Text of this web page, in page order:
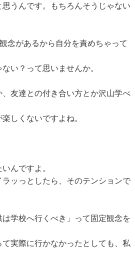
うんです。もちろんそうじゃない
念があるから自分を責めちゃって
い？って思いませんか。
友達との付き合い方とか沢山学べ
しくないですよね。
んですよ。
ッっとしたら、そのテンションで
学校へ行くべき」って固定観念を
実際に行かなかったとしても、私